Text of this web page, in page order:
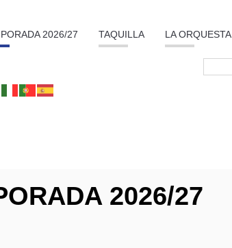
2026/27 TAQUILLA LA ORQUESTA
2026/27